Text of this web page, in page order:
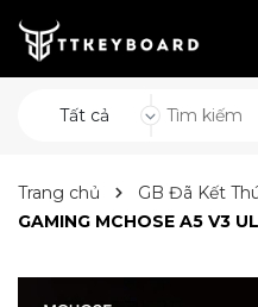
Tất cả
Trang chủ GB Đã Kết
GAMING MCHOSE A5 V3